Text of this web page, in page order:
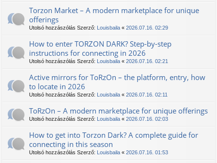
Torzon Market – A modern marketplace for unique
offerings
Utolsó hozzászólás Szerző: Louisbaila « 2026.07.16. 02:29
How to enter TORZON DARK? Step-by-step
instructions for connecting in 2026
Utolsó hozzászólás Szerző: Louisbaila « 2026.07.16. 02:21
Active mirrors for TоRzOn – the platform, entry, how
to locate in 2026
Utolsó hozzászólás Szerző: Louisbaila « 2026.07.16. 02:11
TоRzOn – A modern marketplace for unique offerings
Utolsó hozzászólás Szerző: Louisbaila « 2026.07.16. 02:03
How to get into Torzon Dark? A complete guide for
connecting in this season
Utolsó hozzászólás Szerző: Louisbaila « 2026.07.16. 01:53